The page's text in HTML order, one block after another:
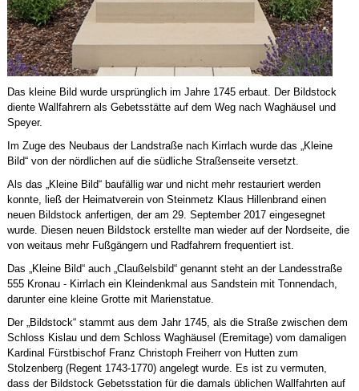
Das kleine Bild wurde ursprünglich im Jahre 1745 erbaut. Der Bildstock
diente Wallfahrern als Gebetsstätte auf dem Weg nach Waghäusel und
Speyer.
Im Zuge des Neubaus der Landstraße nach Kirrlach wurde das „Kleine
Bild“ von der nördlichen auf die südliche Straßenseite versetzt.
Als das „Kleine Bild“ baufällig war und nicht mehr restauriert werden
konnte, ließ der Heimatverein von Steinmetz Klaus Hillenbrand einen
neuen Bildstock anfertigen, der am 29. September 2017 eingesegnet
wurde. Diesen neuen Bildstock erstellte man wieder auf der Nordseite, die
von weitaus mehr Fußgängern und Radfahrern frequentiert ist.
Das „Kleine Bild“ auch „Claußelsbild“ genannt steht an der Landesstraße
555 Kronau - Kirrlach ein Kleindenkmal aus Sandstein mit Tonnendach,
darunter eine kleine Grotte mit Marienstatue.
Der „Bildstock“ stammt aus dem Jahr 1745, als die Straße zwischen dem
Schloss Kislau und dem Schloss Waghäusel (Eremitage) vom damaligen
Kardinal Fürstbischof Franz Christoph Freiherr von Hutten zum
Stolzenberg (Regent 1743-1770) angelegt wurde. Es ist zu vermuten,
dass der Bildstock Gebetsstation für die damals üblichen Wallfahrten auf